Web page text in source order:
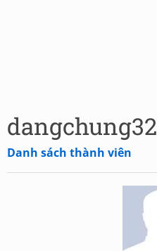
dangchung32
Danh sách thành viên